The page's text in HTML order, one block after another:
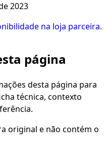
2023
na loja parceira.
página
desta página para
técnica, contexto
original e não contém o